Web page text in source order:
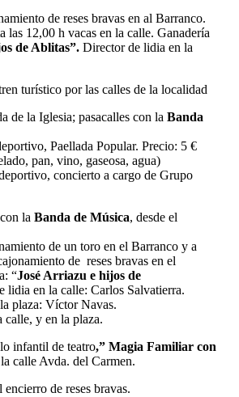
de reses bravas en al Barranco.
las 12,00 h vacas en la calle. Ganadería
de Ablitas”. Director de lidia en la
turístico por las calles de la localidad
de la Iglesia; pasacalles con la Banda
Paellada Popular. Precio: 5 €
pan, vino, gaseosa, agua)
concierto a cargo de Grupo
la Banda de Música, desde el
de un toro en el Barranco y a
de reses bravas en el
“José Arriazu e hijos de
lidia en la calle: Carlos Salvatierra.
plaza: Víctor Navas.
calle, y en la plaza.
infantil de teatro,” Magia Familiar con
calle Avda. del Carmen.
de reses bravas.